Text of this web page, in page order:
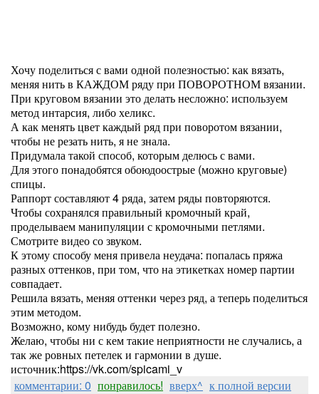
Хочу поделиться с вами одной полезностью: как вязать,
меняя нить в КАЖДОМ ряду при ПОВОРОТНОМ вязании.
При круговом вязании это делать несложно: используем
метод интарсия, либо хеликс.
А как менять цвет каждый ряд при поворотом вязании,
чтобы не резать нить, я не знала.
Придумала такой способ, которым делюсь с вами.
Для этого понадобятся обоюдоострые (можно круговые)
спицы.
Раппорт составляют 4 ряда, затем ряды повторяются.
Чтобы сохранялся правильный кромочный край,
проделываем манипуляции с кромочными петлями.
Смотрите видео со звуком.
К этому способу меня привела неудача: попалась пряжа
разных оттенков, при том, что на этикетках номер партии
совпадает.
Решила вязать, меняя оттенки через ряд, а теперь поделиться
этим методом.
Возможно, кому нибудь будет полезно.
Желаю, чтобы ни с кем такие неприятности не случались, а
так же ровных петелек и гармонии в душе.
источник:https://vk.com/spicami_v
комментарии: 0 понравилось! вверх^ к полной версии